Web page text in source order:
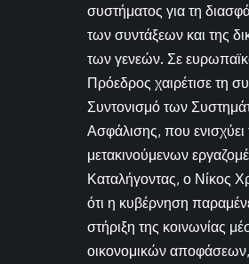
συστήματος για τη
των συντάξεων και της
των γενεών. Σε
Πρόεδρος χαιρέτισε τη
Συντονισμό των
Ασφάλισης, που
μετακινούμενων
Καταλήγοντας, ο Νίκος
ότι η κυβέρνηση
στήριξη της κοινωνίας
οικονομικών